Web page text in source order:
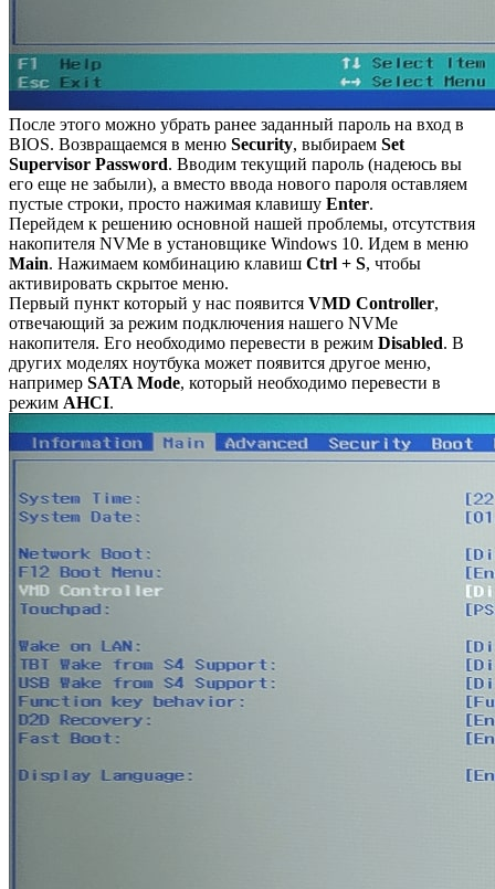
После этого можно убрать ранее заданный пароль на вход в
BIOS. Возвращаемся в меню Security, выбираем Set
Supervisor Password. Вводим текущий пароль (надеюсь вы
его еще не забыли), а вместо ввода нового пароля оставляем
пустые строки, просто нажимая клавишу Enter.
Перейдем к решению основной нашей проблемы, отсутствия
накопителя NVMe в установщике Windows 10. Идем в меню
Main. Нажимаем комбинацию клавиш Ctrl + S, чтобы
активировать скрытое меню.
Первый пункт который у нас появится VMD Controller,
отвечающий за режим подключения нашего NVMe
накопителя. Его необходимо перевести в режим Disabled. В
других моделях ноутбука может появится другое меню,
например SATA Mode, который необходимо перевести в
режим AHCI.